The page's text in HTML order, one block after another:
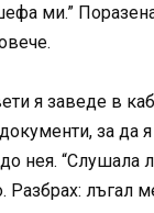
ми.”
я заведе в
за
нея. “Слушала
лъгал